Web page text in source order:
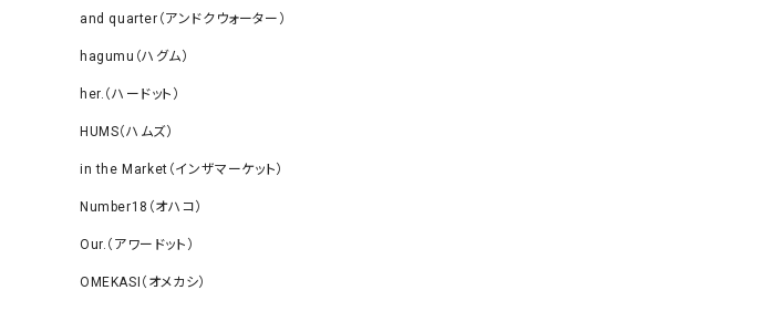
and quarter（アンドクウォーター）
hagumu（ハグム）
her.（ハードット）
HUMS（ハムズ）
in the Market（インザマーケット）
Number18（オハコ）
Our.（アワードット）
OMEKASI（オメカシ）